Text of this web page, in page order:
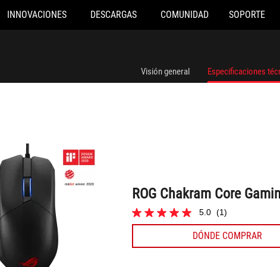
INNOVACIONES DESCARGAS COMUNIDAD SOPORTE
Visión general Especificaciones
ROG Chakram Core
5.0 (1)
5.0
de
estrellas.
DÓNDE COMPRAR
ROG Chakram Core Gaming Mouse